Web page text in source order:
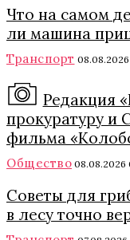
Что на самом
ли машина
Транспорт
Редакция
прокуратуру и
фильма
Общество 08.08.2026
Советы для
в лесу точно